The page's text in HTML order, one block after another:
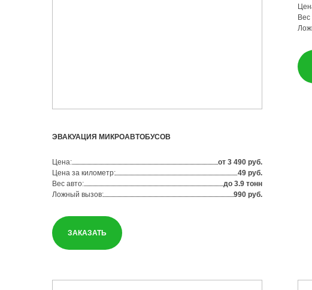
ЭВАКУАЦИЯ МИКРОАВТОБУСОВ
Цена:
от 3 490 руб.
Цена за километр:
49 руб.
Вес авто:
до 3.9 тонн
Ложный вызов:
990 руб.
ЗАКАЗАТЬ
Вес